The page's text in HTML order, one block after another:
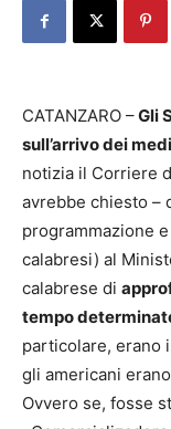
CATANZARO –Gli
sull’arrivo dei
notizia il Corriere
avrebbe chiesto –
programmazione
calabresi) al
calabrese di
tempo
particolare, erano
gli americani
Ovvero se, fosse